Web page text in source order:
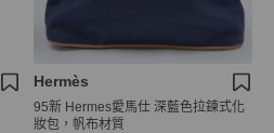
Hermès
95新 Hermes愛馬仕 深藍色拉鍊式化
妝包，帆布材質